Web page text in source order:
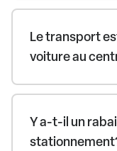
Le transport
voiture au
Y a-t-il un